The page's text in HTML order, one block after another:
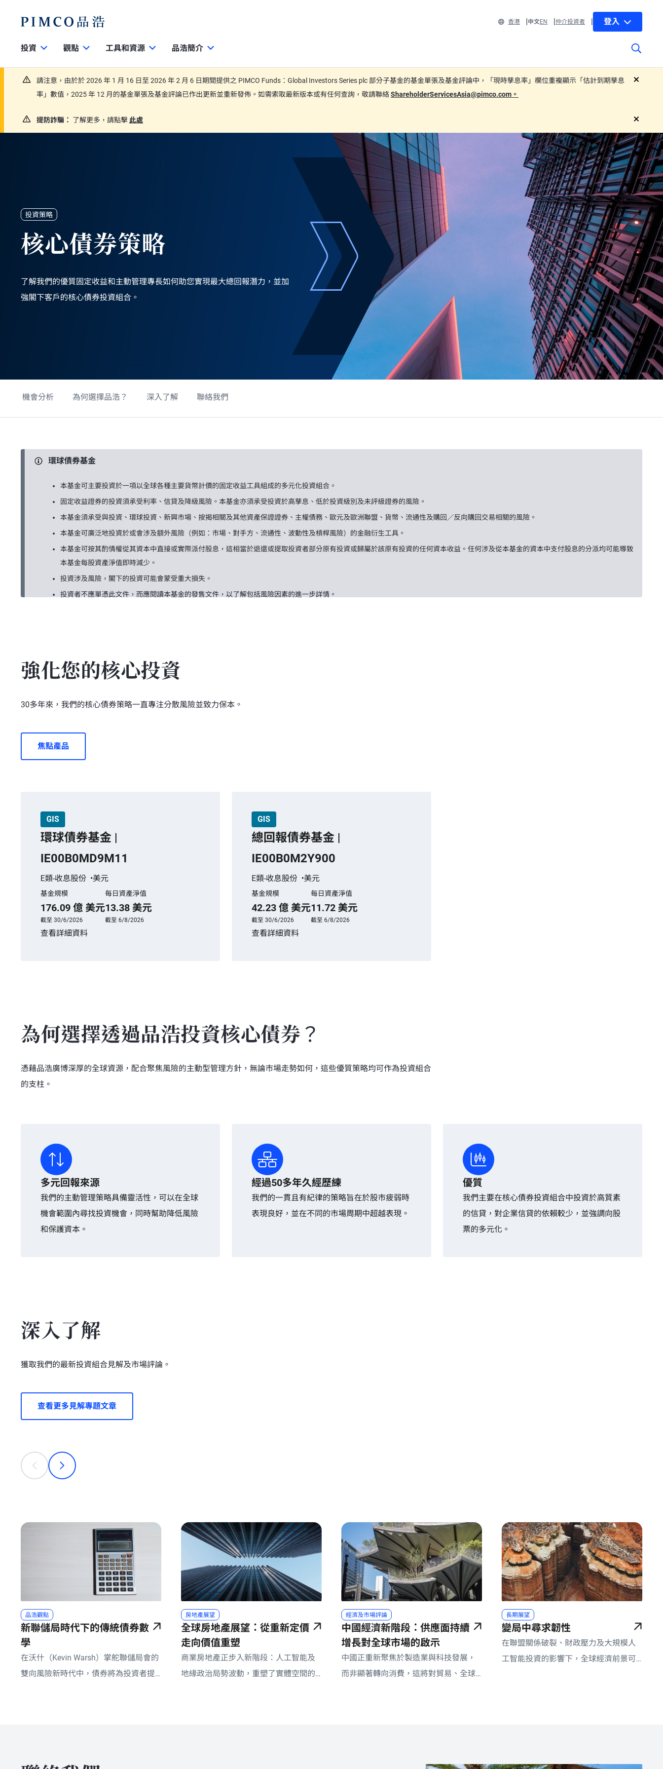
香港 中文EN 仲介投資者 登入
投資 觀點 工具和資源 品浩簡介
請注意，由於於 2026 年 1 月 16 日至 2026 年 2 月 6 日期間提供之 PIMCO Funds：Global Investors Series plc 部分子基金的基金單張及基金評論中，「現時孳息率」欄位重複顯示「估計到期孳息
率」數值，2025 年 12 月的基金單張及基金評論已作出更新並重新發佈。如需索取最新版本或有任何查詢，敬請聯絡ShareholderServicesAsia@pimco.com。
提防詐騙： 了解更多，請點擊 此處
投資策略
核心債券策略
了解我們的優質固定收益和主動管理專長如何助您實現最大總回報潛力，並加
強閣下客戶的核心債券投資組合。
機會分析 為何選擇品浩？ 深入了解 聯絡我們
環球債券基金
本基金可主要投資於一項以全球各種主要貨幣計價的固定收益工具組成的多元化投資組合。
固定收益證券的投資須承受利率、信貸及降級風險。本基金亦須承受投資於高孳息、低於投資級別及未評級證券的風險。
本基金須承受與投資、環球投資、新興市場、按揭相關及其他資產保證證券、主權債務、歐元及歐洲聯盟、貨幣、流通性及購回／反向購回交易相關的風險。
本基金可廣泛地投資於或會涉及額外風險（例如：市場、對手方、流通性、波動性及槓桿風險）的金融衍生工具。
本基金可按其酌情權從其資本中直接或實際派付股息，這相當於退還或提取投資者部分原有投資或歸屬於該原有投資的任何資本收益。任何涉及從本基金的資本中支付股息的分派均可能導致
本基金每股資產淨值即時減少。
投資涉及風險，閣下的投資可能會蒙受重大損失。
投資者不應單憑此文件，而應閱讀本基金的發售文件，以了解包括風險因素的進一步詳情。
固定收益證券的投資須承受利率、信貸及降級風險。本基金亦須承受投資於高孳息、低於投資級別及未評級證券的風險。
本基金可廣泛地投資於或會涉及額外風險（例如：市場、對手方、流通性、波動性及槓桿風險）的金融衍生工具。
本基金每股資產淨值即時減少。
投資涉及風險，閣下的投資可能會蒙受重大損失。
強化您的核心投資
30多年來，我們的核心債券策略一直專注分散風險並致力保本。
焦點產品
GIS
環球債券基金 |
IE00B0MD9M11
E類-收息股份 美元
基金規模
176.09 億 美元
截至 30/6/2026
每日資產淨值
13.38 美元
截至 6/8/2026
查看詳細資料
GIS
總回報債券基金 |
IE00B0M2Y900
E類-收息股份 美元
基金規模
42.23 億 美元
截至 30/6/2026
每日資產淨值
11.72 美元
截至 6/8/2026
查看詳細資料
為何選擇透過品浩投資核心債券？
憑藉品浩廣博深厚的全球資源，配合聚焦風險的主動型管理方針，無論市場走勢如何，這些優質策略均可作為投資組合
的支柱。
多元回報來源
我們的主動管理策略具備靈活性，可以在全球
機會範圍內尋找投資機會，同時幫助降低風險
和保護資本。
經過50多年久經歷練
我們的一貫且有紀律的策略旨在於股市疲弱時
表現良好，並在不同的市場周期中超越表現。
優質
我們主要在核心債券投資組合中投資於高質素
的信貸，對企業信貸的依賴較少，並強調向股
票的多元化。
深入了解
獲取我們的最新投資組合見解及市場評論。
查看更多見解專題文章
This is a carousel with individual cards. Use the previous and next buttons to navigate.
prev
next
品浩觀點
新聯儲局時代下的傳統債券數
學
在沃什（Kevin Warsh）掌舵聯儲局會的
雙向風險新時代中，債券將為投資者提
房地產展望
全球房地產展望：從重新定價
走向價值重塑
商業房地產正步入新階段：人工智能及
地緣政治局勢波動，重塑了實體空間的
經濟及市場評論
中國經濟新階段：供應面持續
增長對全球市場的啟示
中國正重新聚焦於製造業與科技發展，
而非顯著轉向消費，這將對貿易、全球
長期展望
變局中尋求韌性
在聯盟關係破裂、財政壓力及大規模人
工智能投資的影響下，全球經濟前景可